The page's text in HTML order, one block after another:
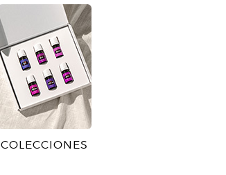
COLECCIONES